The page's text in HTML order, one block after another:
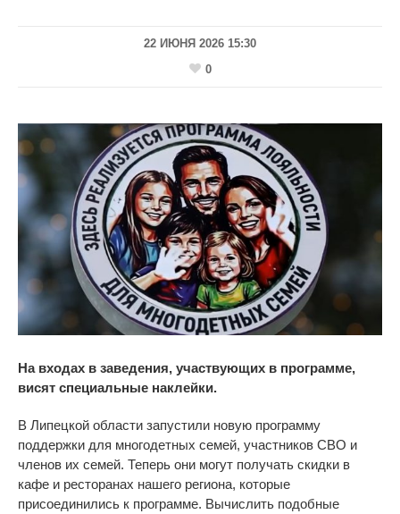
22 ИЮНЯ 2026 15:30
0
На входах в заведения, участвующих в программе,
висят специальные наклейки.
В Липецкой области запустили новую программу
поддержки для многодетных семей, участников СВО и
членов их семей. Теперь они могут получать скидки в
кафе и ресторанах нашего региона, которые
присоединились к программе. Вычислить подобные